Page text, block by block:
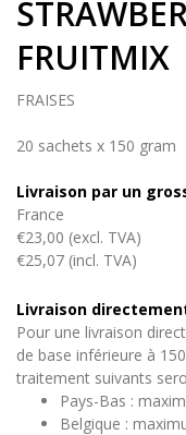
FRUITMIX
FRAISES
20 sachets x 150 gram
Livraison par un
France
€23,00 (excl. TVA)
€25,07 (incl. TVA)
Livraison
Pour une livraison
de base inférieure à
traitement suivants
Pays-Bas :
Belgique :